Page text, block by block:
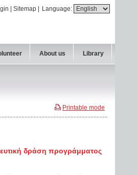
Language:
Sitemap
About us Library
Printable mode
δράση προγράμματος